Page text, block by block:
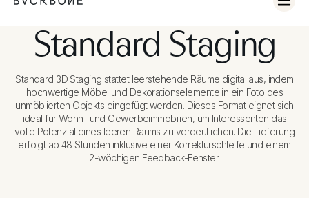
Standard Staging
Standard 3D Staging stattet leerstehende Räume digital aus, indem
hochwertige Möbel und Dekorationselemente in ein Foto des
unmöblierten Objekts eingefügt werden. Dieses Format eignet sich
ideal für Wohn- und Gewerbeimmobilien, um Interessenten das
volle Potenzial eines leeren Raums zu verdeutlichen. Die Lieferung
erfolgt ab 48 Stunden inklusive einer Korrekturschleife und einem
2-wöchigen Feedback-Fenster.